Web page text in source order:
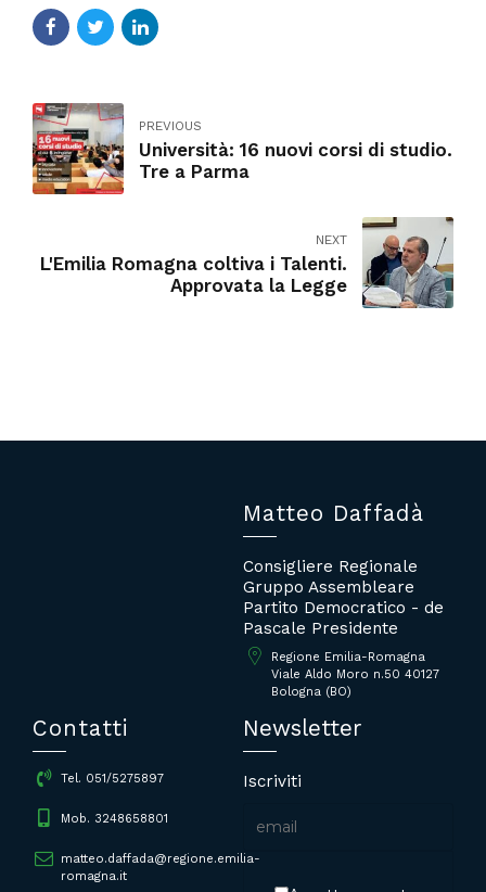
PREVIOUS
Università: 16 nuovi corsi di studio.
Tre a Parma
NEXT
L'Emilia Romagna coltiva i Talenti.
Approvata la Legge
Matteo Daffadà
Consigliere Regionale
Gruppo Assembleare
Partito Democratico - de
Pascale Presidente
Regione Emilia-Romagna
Viale Aldo Moro n.50 40127
Bologna (BO)
Contatti
Tel. 051/5275897
Mob. 3248658801
matteo.daffada@regione.emilia-
romagna.it
Newsletter
Iscriviti